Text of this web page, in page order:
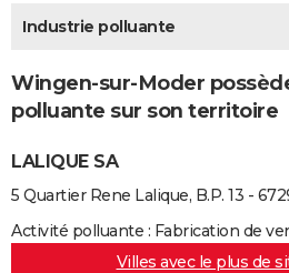
Destinations
City break
Voyage nature
Voyage de noces
Forum
Climat
+PHOTO
GUIDES D'ACHAT
BONS PLANS
CARTE DE VOEUX
Carte de Noël
Carte Bonne année
Carte Saint-Valentin
Carte Pâques
Carte d'anniversaire
DICTIONNAIRE
Dictionnaire
Biographies
Citations
Expressions
Proverbes
PROGRAMME TV
Industrie polluante
Wingen-sur-Moder
polluante sur son territoire
LALIQUE SA
5 Quartier Rene Lalique, B.P. 13 -
Activité polluante : Fabrication de
Villes avec le plus de